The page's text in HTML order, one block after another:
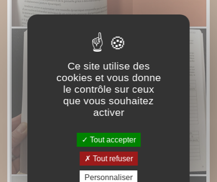
Ce site utilise des
cookies et vous donne
le contrôle sur ceux
que vous souhaitez
activer
Tout accepter
Tout refuser
Personnaliser